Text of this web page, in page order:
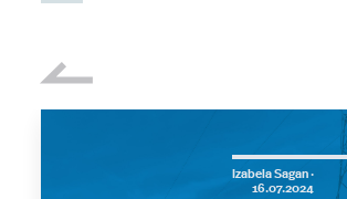
Izabela Sagan ·
16.07.2024